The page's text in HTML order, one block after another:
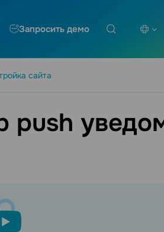
Запросить демо
сайта
push